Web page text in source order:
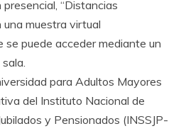
“Distancias
muestra virtual
se puede acceder mediante un
para Adultos Mayores
del Instituto Nacional de
y Pensionados (INSSJP-